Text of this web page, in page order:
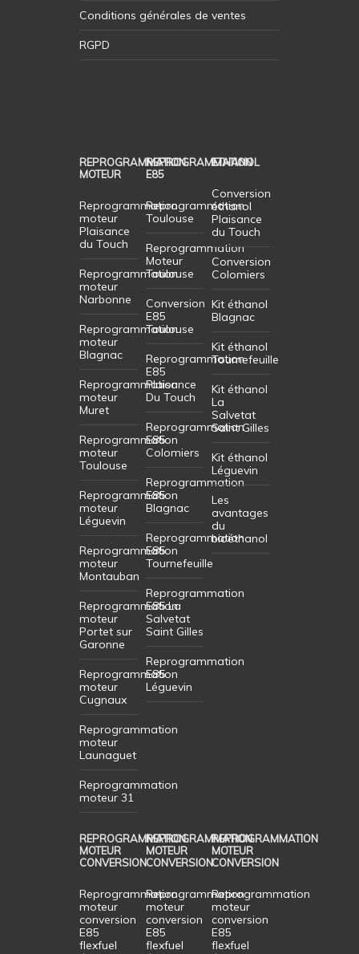
Conditions générales de ventes
RGPD
REPROGRAMMATION
MOTEUR
Reprogrammation
moteur
Plaisance
du Touch
Reprogrammation
moteur
Narbonne
Reprogrammation
moteur
Blagnac
Reprogrammation
moteur
Muret
Reprogrammation
moteur
Toulouse
Reprogrammation
moteur
Léguevin
Reprogrammation
moteur
Montauban
Reprogrammation
moteur
Portet sur
Garonne
Reprogrammation
moteur
Cugnaux
Reprogrammation
moteur
Launaguet
Reprogrammation
moteur 31
REPROGRAMMATION
E85
Reprogrammation
Toulouse
Reprogrammation
Moteur
Toulouse
Conversion
E85
Toulouse
Reprogrammation
E85
Plaisance
Du Touch
Reprogrammation
E85
Colomiers
Reprogrammation
E85
Blagnac
Reprogrammation
E85
Tournefeuille
Reprogrammation
E85 La
Salvetat
Saint Gilles
Reprogrammation
E85
Léguevin
ETHANOL
Conversion
éthanol
Plaisance
du Touch
Conversion
Colomiers
Kit éthanol
Blagnac
Kit éthanol
Tournefeuille
Kit éthanol
La
Salvetat
Saint Gilles
Kit éthanol
Léguevin
Les
avantages
du
bioéthanol
REPROGRAMMATION
MOTEUR
CONVERSION
Reprogrammation
moteur
conversion
E85
flexfuel
REPROGRAMMATION
MOTEUR
CONVERSION
Reprogrammation
moteur
conversion
E85
flexfuel
REPROGRAMMATION
MOTEUR
CONVERSION
Reprogrammation
moteur
conversion
E85
flexfuel